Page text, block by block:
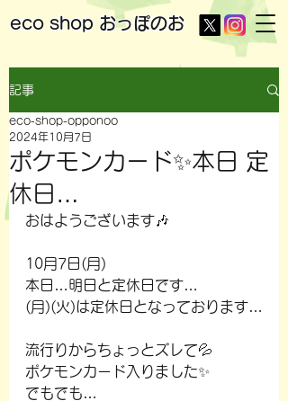
eco shop おっぽのお
記事
ポケモンカード✨本日 定
休日…
eco-shop-opponoo
2024年10月7日
おはようございます🎶
10月7日(月)
本日…明日と定休日です…
(月)(火)は定休日となっております…
流行りからちょっとズレて💦
ポケモンカード入りました✨
でもでも…